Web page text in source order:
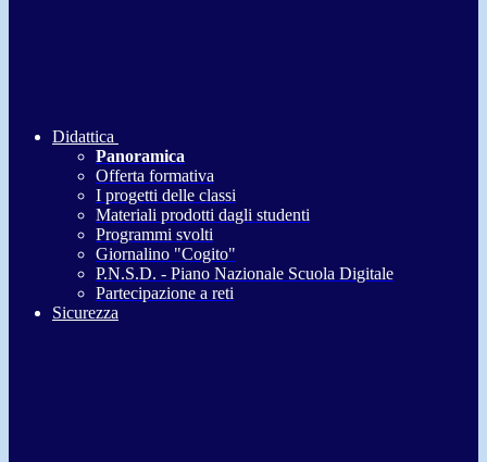
Didattica
Panoramica
Offerta formativa
I progetti delle classi
Materiali prodotti dagli studenti
Programmi svolti
Giornalino "Cogito"
P.N.S.D. - Piano Nazionale Scuola Digitale
Partecipazione a reti
Sicurezza